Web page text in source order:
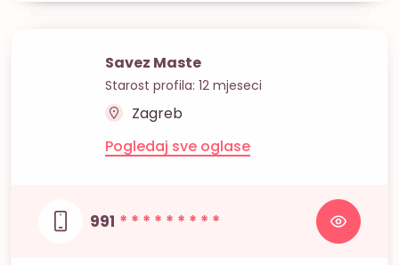
Savez Maste
Starost profila: 12 mjeseci
Zagreb
Pogledaj sve oglase
991 * * * * * * * * *